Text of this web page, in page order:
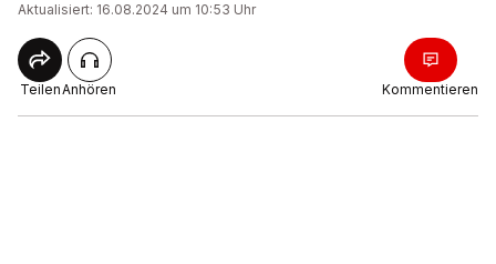
Aktualisiert: 16.08.2024 um 10:53 Uhr
TeilenAnhören Kommentieren